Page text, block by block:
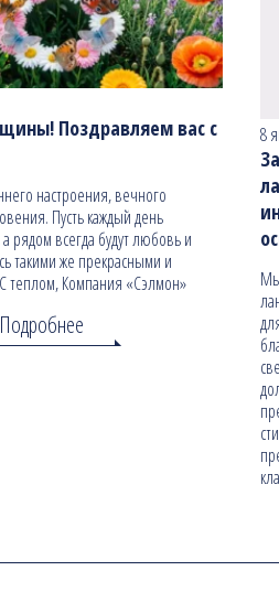
Поздравляем вас с
настроения, вечного
Пусть каждый день
рядом всегда будут любовь и
такими же прекрасными и
теплом, Компания «Сэлмон»
Подробнее
8